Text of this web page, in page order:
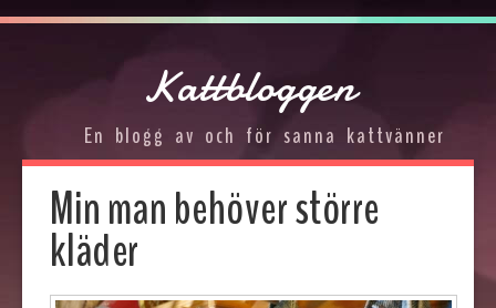
Kattbloggen
En blogg av och för sanna kattvänner
Min man behöver större
kläder